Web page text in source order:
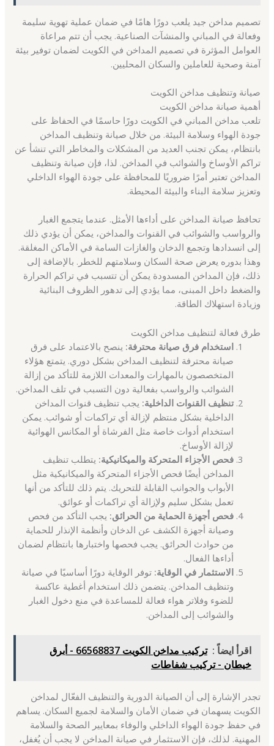
تصميم مداخن جيد يلعب دورًا هامًا في ضمان عملية تهوية سليمة
وفعالة في المباني والمنشآت الصناعية. يجب أن تتم مراعاة
العوامل المؤثرة في تصميم المداخن في الكويت لضمان توفير بيئة
آمنة وصحية للعاملين والسكان المحليين.
صيانة وتنظيف مداخن الكويت
أهمية صيانة مداخن الكويت
تلعب مداخن المباني في الكويت دورًا حاسمًا في الحفاظ على
جودة الهواء وسلامة البيئة. من خلال صيانة وتنظيف المداخن
بانتظام، يمكن تجنب العديد من المشكلات والمخاطر التي تنشأ عن
تراكم الأوساخ والشوائب في المداخن. لذا، فإن صيانة وتنظيف
المداخن تعتبر أمرًا ضروريًا للمحافظة على جودة الهواء الداخلي
وتعزيز سلامة البناء والبيئة المحيطة.
تحافظ صيانة المداخن على أداءها الأمثل. عندما يتجمع الغبار
والرواسب والشوائب في القنوات والمداخن، يمكن أن يؤدي ذلك
إلى انسدادها وتجمع الدخان والغازات السامة في الأماكن المغلقة.
وهذا بدوره يعرض صحة السكان وسلامتهم للخطر. بالإضافة إلى
ذلك، فإن المداخن المسدودة يمكن أن تتسبب في تراكم الحرارة
والضغط داخل المبنى، مما يؤدي إلى تدهور الظروف البنائية
وزيادة استهلاك الطاقة.
طرق فعالة لتنظيف مداخن الكويت
استخدام فرق صيانة محترفة: ينصح بالاعتماد على فرق
صيانة محترفة لتنظيف المداخن بشكل دوري. يتمتع هؤلاء
المتخصصون بالمهارات والمعدات اللازمة للتأكد من إزالة
الشوائب والرواسب بفعالية دون التسبب في تلف المداخن.
تنظيف القنوات الداخلية: يجب تنظيف قنوات المداخن
الداخلية بشكل منتظم لإزالة أي تراكمات أو شوائب. يمكن
استخدام أدوات خاصة مثل الفرشاة أو المكانس الهوائية
لإزالة الأوساخ.
فحص الأجزاء المتحركة والميكانيكية: يتطلب تنظيف
المداخن أيضًا فحص الأجزاء المتحركة والميكانيكية مثل
الأبواب والجوانب القابلة للتحريك. يتم ذلك للتأكد من أنها
تعمل بشكل سليم ولإزالة أي تراكمات أو عوائق.
فحص أجهزة الحماية من الحرائق: يجب التأكد من فحص
وصيانة أجهزة الكشف عن الدخان وأنظمة الإنذار للحماية
من حوادث الحرائق. يجب فحصها واختبارها بانتظام لضمان
أداءها الفعال.
الاستثمار في الوقاية: توفر الوقاية دورًا أساسيًا في صيانة
وتنظيف المداخن. يتضمن ذلك استخدام أغطية عاكسة
للضوء وفلاتر هواء فعالة للمساعدة في منع دخول الغبار
والشوائب إلى المداخن.
اقرأ ايضاً :
تركيب مداخن الكويت 66568837 - أبرق
خيطان - تركيب شفاطات
تجدر الإشارة إلى أن الصيانة الدورية والتنظيف الفعّال لمداخن
الكويت يسهمان في ضمان الأمان والسلامة لجميع السكان. يساهم
في حفظ جودة الهواء الداخلي والوفاء بمعايير الصحة والسلامة
المهنية. لذلك، فإن الاستثمار في صيانة المداخن لا يجب أن يُغفل،